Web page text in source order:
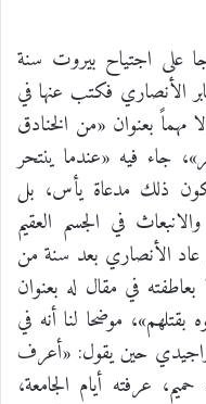
على اجتياح بيروت سنة
الأنصاري فكتب عنها في
مهماً بعنوان «من الخنادق
جاء فيه «عندما ينتحر
ذلك مدعاة يأس، بل
في الجسم العقيم
الأنصاري بعد سنة من
بعاطفته في مقال له بعنوان
بقتلهم»، موضحا لنا أنه في
حين يقول: «أعرف
عرفته أيام الجامعة،